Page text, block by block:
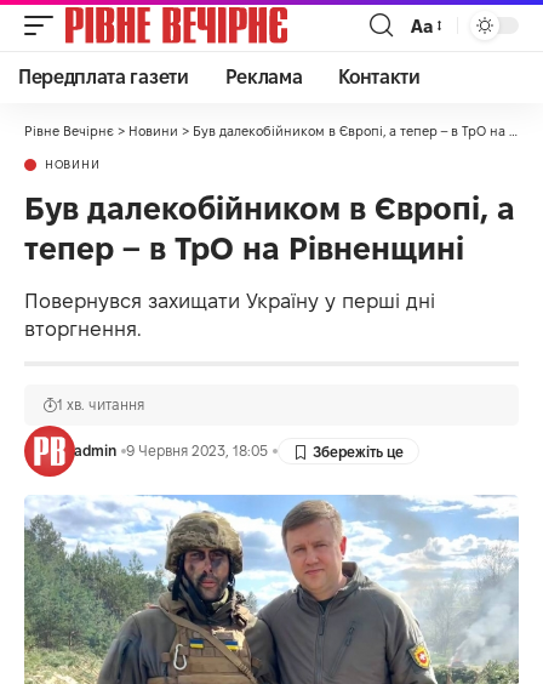
Аа
Передплата газети Реклама Контакти
Рівне Вечірнє > Новини > Був далекобійником в Європі, а тепер – в ТрО на Рівненщині
НОВИНИ
Був далекобійником в Європі, а
тепер – в ТрО на Рівненщині
Повернувся захищати Україну у перші дні
вторгнення.
admin 9 Червня 2023, 18:05
1 хв. читання